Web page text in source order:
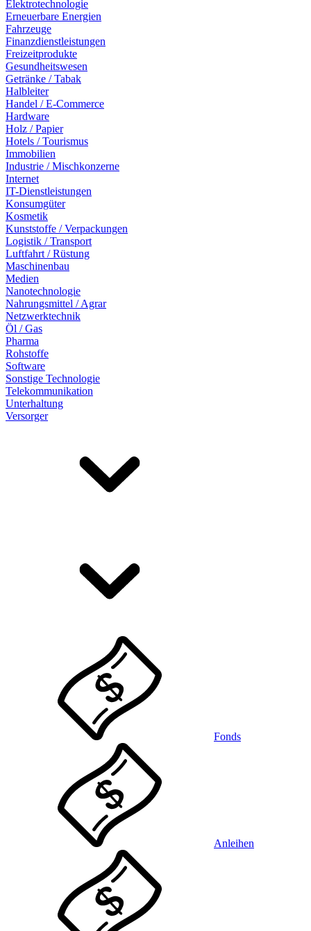
Elektrotechnologie
Erneuerbare Energien
Fahrzeuge
Finanzdienstleistungen
Freizeitprodukte
Gesundheitswesen
Getränke / Tabak
Halbleiter
Handel / E-Commerce
Hardware
Holz / Papier
Hotels / Tourismus
Immobilien
Industrie / Mischkonzerne
Internet
IT-Dienstleistungen
Konsumgüter
Kosmetik
Kunststoffe / Verpackungen
Logistik / Transport
Luftfahrt / Rüstung
Maschinenbau
Medien
Nanotechnologie
Nahrungsmittel / Agrar
Netzwerktechnik
Öl / Gas
Pharma
Rohstoffe
Software
Sonstige Technologie
Telekommunikation
Unterhaltung
Versorger
Fonds
Anleihen